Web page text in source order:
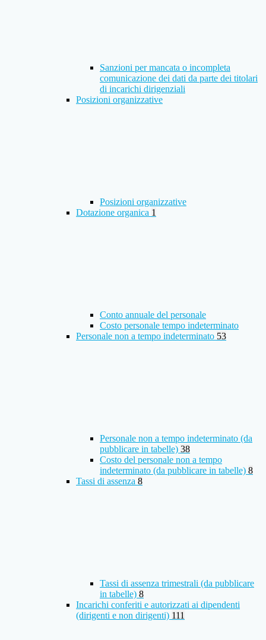
Sanzioni per mancata o incompleta
comunicazione dei dati da parte dei titolari
di incarichi dirigenziali
Posizioni organizzative
Posizioni organizzative
Dotazione organica 1
Conto annuale del personale
Costo personale tempo indeterminato
Personale non a tempo indeterminato 53
Personale non a tempo indeterminato (da
pubblicare in tabelle) 38
Costo del personale non a tempo
indeterminato (da pubblicare in tabelle) 8
Tassi di assenza 8
Tassi di assenza trimestrali (da pubblicare
in tabelle) 8
Incarichi conferiti e autorizzati ai dipendenti
(dirigenti e non dirigenti) 111